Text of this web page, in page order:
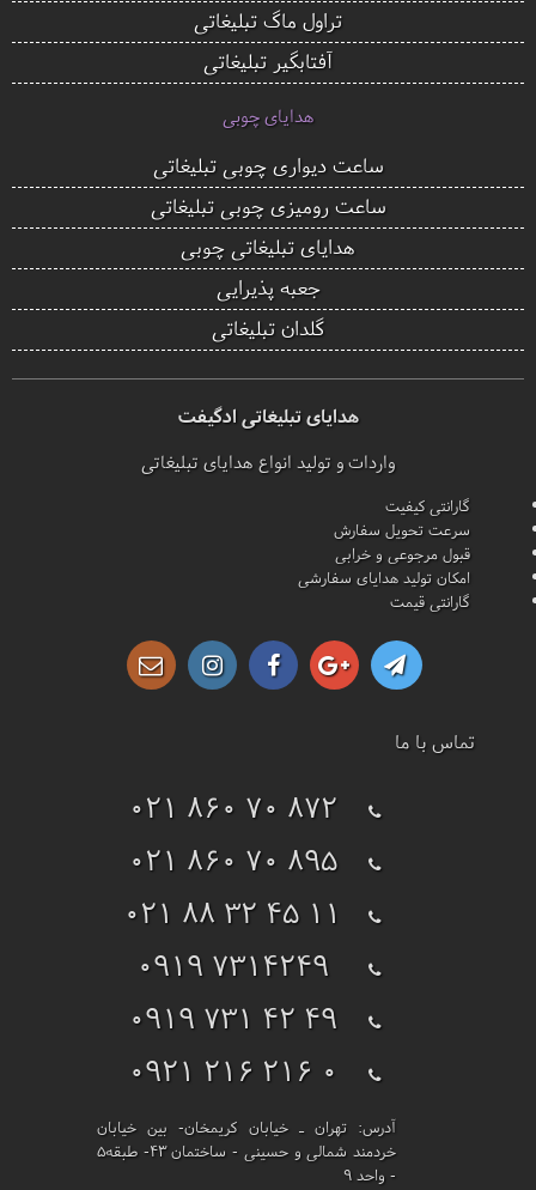
تراول ماگ تبلیغاتی
آفتابگیر تبلیغاتی
هدایای چوبی
ساعت دیواری چوبی تبلیغاتی
ساعت رومیزی چوبی تبلیغاتی
هدایای تبلیغاتی چوبی
جعبه پذیرایی
گلدان تبلیغاتی
هدایای تبلیغاتی ادگیفت
واردات و تولید انواع هدایای تبلیغاتی
گارانتی کیفیت
سرعت تحویل سفارش
قبول مرجوعی و خرابی
امکان تولید هدایای سفارشی
گارانتی قیمت
تماس با ما
021 860 70 872
021 860 70 895
021 88 32 45 11
0919 7314249
0919 731 42 49
0921 216 216 0
آدرس: تهران ـ خیابان کریمخان- بین خیابان
خردمند شمالی و حسینی - ساختمان 43- طبقه5
- واحد 9